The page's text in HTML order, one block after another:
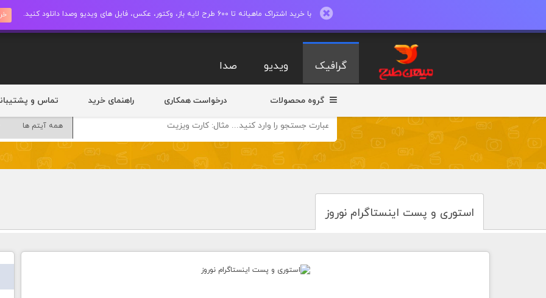
با خرید اشتراک ماهیانه تا 600 طرح لایه باز، وکتور، عکس، فایل های ویدیو وصدا دانلود کنید.
گرافیک ویدیو صدا
گروه محصولات درخواست همکاری راهنمای خرید تماس و
استوری و پست اینستاگرام نوروز